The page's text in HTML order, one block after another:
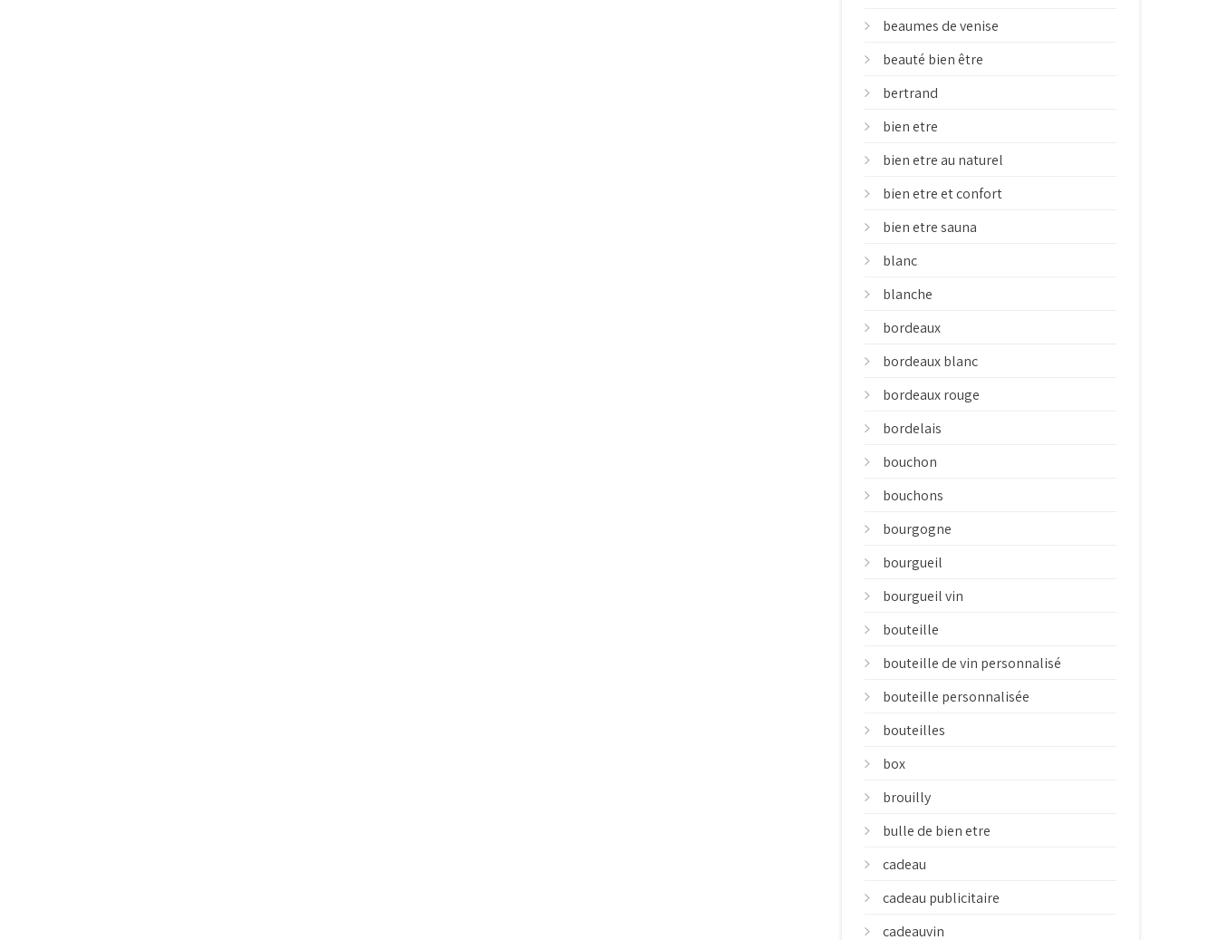
beaumes de venise
beauté bien être
bertrand
bien etre
bien etre au naturel
bien etre et confort
bien etre sauna
blanc
blanche
bordeaux
bordeaux blanc
bordeaux rouge
bordelais
bouchon
bouchons
bourgogne
bourgueil
bourgueil vin
bouteille
bouteille de vin personnalisé
bouteille personnalisée
bouteilles
box
brouilly
bulle de bien etre
cadeau
cadeau publicitaire
cadeauvin